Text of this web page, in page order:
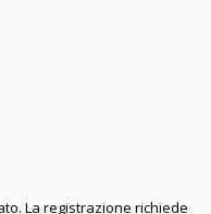
La registrazione richiede